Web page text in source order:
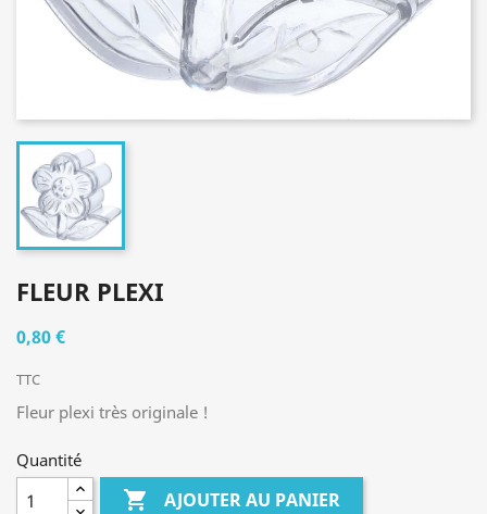
FLEUR PLEXI
0,80 €
TTC
Fleur plexi très originale !
Quantité
 AJOUTER AU PANIER